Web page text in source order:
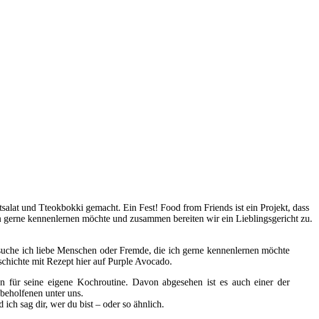
ich liebe Menschen oder Fremde, die ich gerne kennenlernen möchte
mit Rezept hier auf Purple Avocado.
seine eigene Kochroutine. Davon abgesehen ist es auch einer der
unter uns.
ich sag dir, wer du bist – oder so ähnlich.